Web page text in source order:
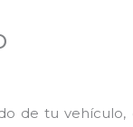
de tu